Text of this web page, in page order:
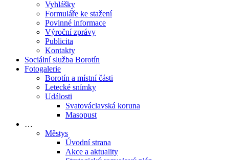
Vyhlášky
Formuláře ke stažení
Povinné informace
Výroční zprávy
Publicita
Kontakty
Sociální služba Borotín
Fotogalerie
Borotín a místní části
Letecké snímky
Události
Svatováclavská koruna
Masopust
…
Městys
Úvodní strana
Akce a aktuality